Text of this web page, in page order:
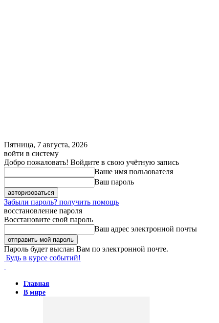
Пятница, 7 августа, 2026
войти в систему
Добро пожаловать! Войдите в свою учётную запись
Ваше имя пользователя
Ваш пароль
Забыли пароль? получить помощь
восстановление пароля
Восстановите свой пароль
Ваш адрес электронной почты
Пароль будет выслан Вам по электронной почте.
Будь в курсе событий!
Главная
В мире